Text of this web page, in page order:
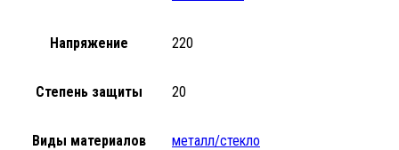
Напряжение 220
Степень защиты 20
Виды материалов металл/стекло